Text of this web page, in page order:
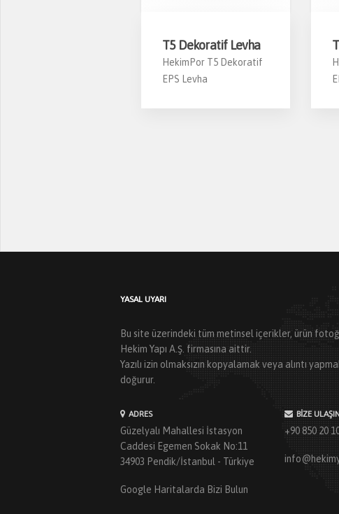
T5 Dekoratif Levha
HekimPor T5 Dekoratif
EPS Levha
YASAL UYARI
Bu site üzerindeki tüm metinsel içerikler, ürün
Hekim Yapı A.Ş. firmasına aittir.
Yazılı izin olmaksızın kopyalamak veya alıntı
doğurur.
ADRES
Güzelyalı Mahallesi İstasyon
Caddesi Egemen Sokak No:11
34903 Pendik/İstanbul - Türkiye
Google Haritalarda Bizi Bulun
BIZE
+90 850 20